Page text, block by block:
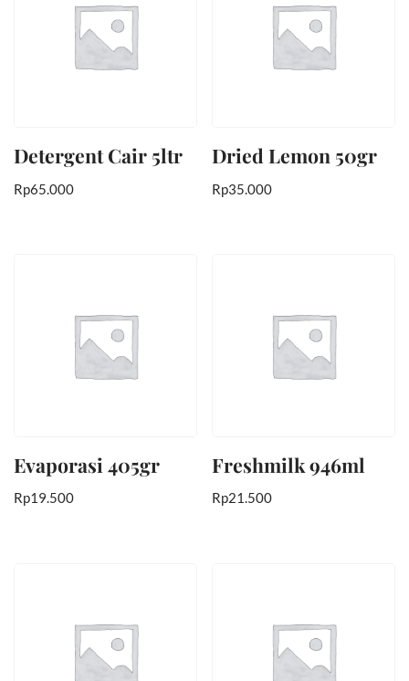
Detergent Cair 5ltr
Rp65.000
Dried Lemon 50gr
Rp35.000
Evaporasi 405gr
Rp19.500
Freshmilk 946ml
Rp21.500